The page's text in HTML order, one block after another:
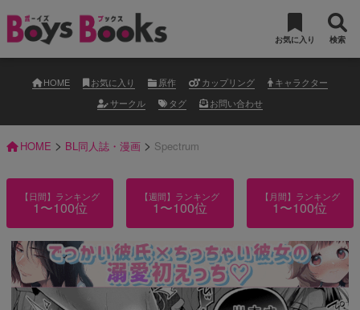
お気に入り 検索
HOME お気に入り 原作 カップリング
キャラクター
サークル
タグ お問い合わせ
HOME > BL同人誌・漫画 > Spectrum
【日間】ランキング
1〜100位
【週間】ランキング
1〜100位
【月間】ランキング
1〜100位